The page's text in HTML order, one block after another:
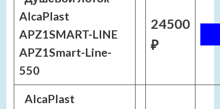
AlcaPlast
APZ1SMART-LINE
APZ1Smart-Line-
550
24500
₽
AlcaPlast